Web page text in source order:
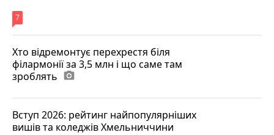
7
Хто відремонтує перехрестя біля
філармонії за 3,5 млн і що саме там
зроблять photo_camera
Вступ 2026: рейтинг найпопулярніших
вишів та коледжів Хмельниччини